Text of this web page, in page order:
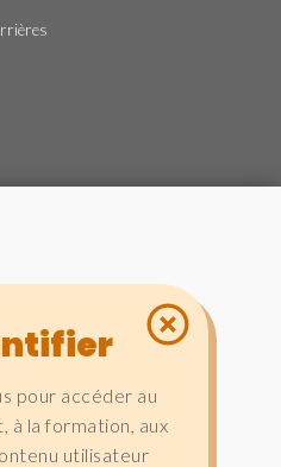
pour accéder au
à la formation, aux
utilisateur